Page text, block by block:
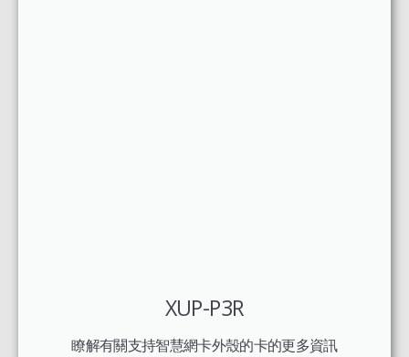
XUP-P3R
瞭解有關支持智慧網卡外殼的卡的更多資訊